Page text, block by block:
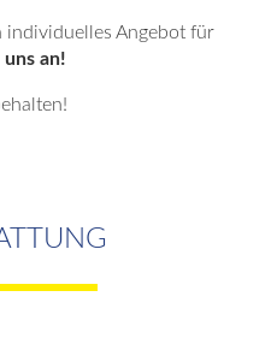
individuelles Angebot für
an!